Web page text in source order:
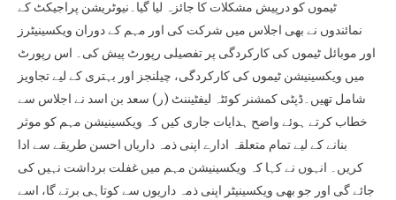
ٹیموں کو درپیش مشکلات کا جائزہ لیا گیا۔نیوٹریشن پراجیکٹ کے
نمائندوں نے بھی اجلاس میں شرکت کی اور مہم کے دوران ویکسینیٹرز
اور موبائل ٹیموں کی کارکردگی پر تفصیلی رپورٹ پیش کی۔ اس رپورٹ
میں ویکسینیشن ٹیموں کی کارکردگی، چیلنجز اور بہتری کے لیے تجاویز
شامل تھیں۔ڈپٹی کمشنر کوئٹہ لیفٹیننٹ (ر) سعد بن اسد نے اجلاس سے
خطاب کرتے ہوئے واضح ہدایات جاری کیں کہ ویکسینیشن مہم کو موثر
بنانے کے لیے تمام متعلقہ ادارے اپنی ذمہ داریاں احسن طریقے سے ادا
کریں۔ انہوں نے کہا کہ ویکسینیشن مہم میں غفلت برداشت نہیں کی
جائے گی اور جو بھی ویکسینیٹر اپنی ذمہ داریوں سے کوتاہی برتے گا، اسے